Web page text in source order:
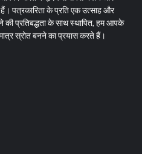
हैं। पत्रकारिता के प्रति एक उत्साह और
प्रतिबद्धता के साथ स्थापित, हम आपके
स्रोत बनने का प्रयास करते हैं।